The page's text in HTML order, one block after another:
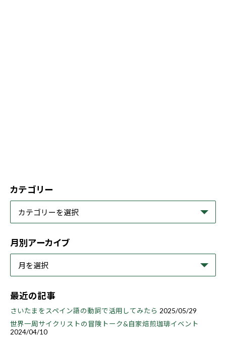
カテゴリー
月別アーカイブ
最近の記事
さいたまをスペイン語の動詞で活用してみたら 2025/05/29
世界一周サイクリストの冒険トーク&自家焙煎珈琲イベント
2024/04/10